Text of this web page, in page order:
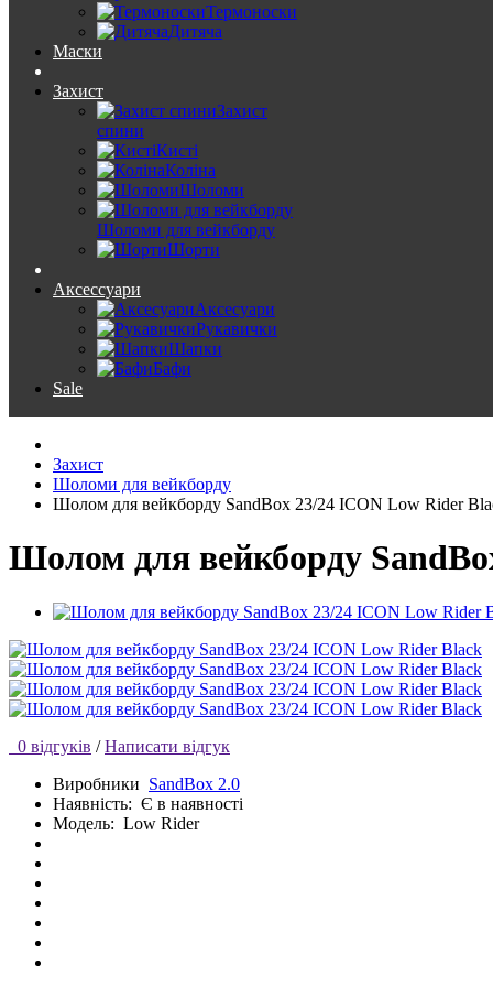
Термоноски
Дитяча
Маски
Захист
Захист
спини
Кисті
Коліна
Шоломи
Шоломи для вейкборду
Шорти
Аксессуари
Аксесуари
Рукавички
Шапки
Бафи
Sale
Захист
Шоломи для вейкборду
Шолом для вейкборду SandBox 23/24 ICON Low Rider
Шолом для вейкборду
0 відгуків / Написати відгук
Виробники SandBox 2.0
Наявність: Є в наявності
Модель: Low Rider